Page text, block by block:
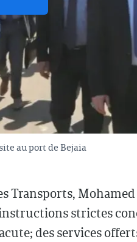
au port de Bejaia
Transports,
strictes
des services